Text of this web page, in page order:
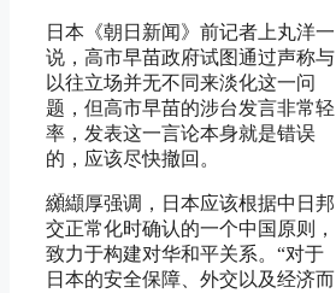
日本《朝日新闻》前记者上丸洋一
说，高市早苗政府试图通过声称与
以往立场并无不同来淡化这一问
题，但高市早苗的涉台发言非常轻
率，发表这一言论本身就是错误
的，应该尽快撤回。
纐纈厚强调，日本应该根据中日邦
交正常化时确认的一个中国原则，
致力于构建对华和平关系。“对于
日本的安全保障、外交以及经济而